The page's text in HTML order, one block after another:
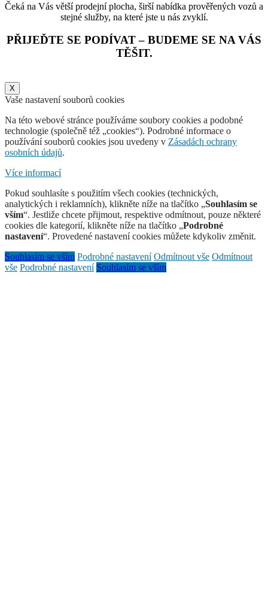
Čeká na Vás větší prodejní plocha, širší nabídka prověřených vozů a
stejné služby, na které jste u nás zvyklí.
PŘIJEĎTE SE PODÍVAT – BUDEME SE NA VÁS
TĚŠIT.
X
Vaše nastavení souborů cookies
Na této webové stránce používáme soubory cookies a podobné
technologie (společně též „cookies“). Podrobné informace o
používání souborů cookies jsou uvedeny v Zásadách ochrany
osobních údajů.
Více informací
Pokud souhlasíte s použitím všech cookies (technických,
analytických i reklamních), klikněte níže na tlačítko „Souhlasím se
vším“. Jestliže chcete přijmout, respektive odmítnout, pouze některé
cookies dle kategorií, klikněte níže na tlačítko „Podrobné
nastavení“. Provedené nastavení cookies můžete kdykoliv změnit.
Souhlasím se vším Podrobné nastavení Odmítnout vše Odmítnout
vše Podrobné nastavení Souhlasím se vším